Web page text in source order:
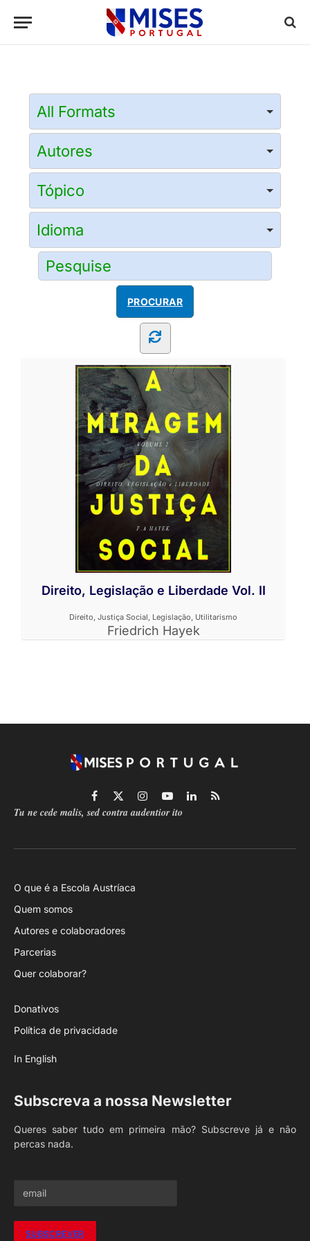
Direito, Legislação e Liberdade Vol. II
Direito, Justiça Social, Legislação, Utilitarismo
Friedrich Hayek
Facebook
X
(Twitter)
Instagram
YouTubeLinkedIn
RSS
Tu ne cede malis, sed contra audentior ito
O que é a Escola Austríaca
Quem somos
Autores e colaboradores
Parcerias
Quer colaborar?
Donativos
Política de privacidade
In English
Subscreva a nossa Newsletter
Queres saber tudo em primeira mão? Subscreve já e não
percas nada.